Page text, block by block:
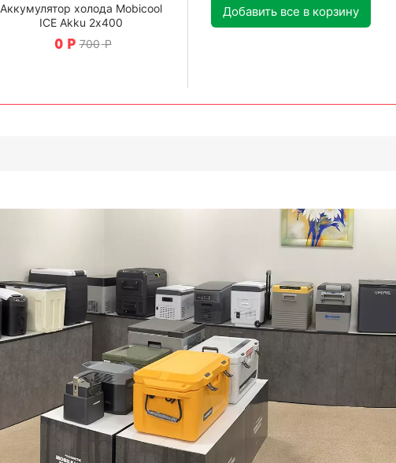
Аккумулятор холода Mobicool
ICE Akku 2х400
0 Р 700 Р
Добавить все в корзину